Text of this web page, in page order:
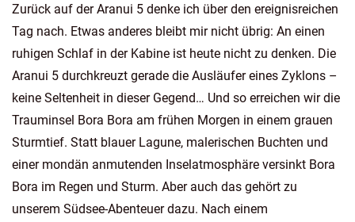
Zurück auf der Aranui 5 denke ich über den ereignisreichen
Tag nach. Etwas anderes bleibt mir nicht übrig: An einen
ruhigen Schlaf in der Kabine ist heute nicht zu denken. Die
Aranui 5 durchkreuzt gerade die Ausläufer eines Zyklons –
keine Seltenheit in dieser Gegend… Und so erreichen wir die
Trauminsel Bora Bora am frühen Morgen in einem grauen
Sturmtief. Statt blauer Lagune, malerischen Buchten und
einer mondän anmutenden Inselatmosphäre versinkt Bora
Bora im Regen und Sturm. Aber auch das gehört zu
unserem Südsee-Abenteuer dazu. Nach einem